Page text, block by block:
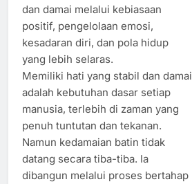
dan damai melalui kebiasaan
positif, pengelolaan emosi,
kesadaran diri, dan pola hidup
yang lebih selaras.
Memiliki hati yang stabil dan damai
adalah kebutuhan dasar setiap
manusia, terlebih di zaman yang
penuh tuntutan dan tekanan.
Namun kedamaian batin tidak
datang secara tiba-tiba. Ia
dibangun melalui proses bertahap